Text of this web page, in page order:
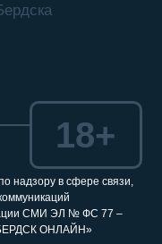
надзору в сфере связи,
СМИ ЭЛ № ФС 77 –
ОНЛАЙН»
18+